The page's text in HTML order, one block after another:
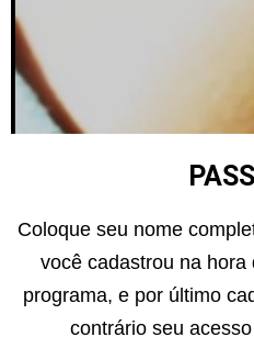
Coloque seu nome
você cadastrou na
programa, e por último
contrário seu